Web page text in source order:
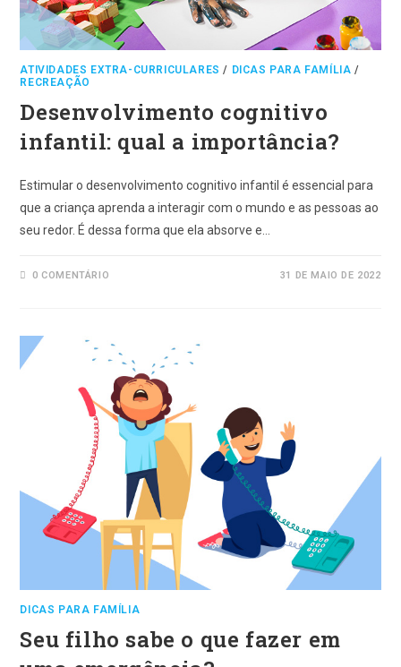
ATIVIDADES EXTRA-CURRICULARES / DICAS PARA FAMÍLIA /
RECREAÇÃO
Desenvolvimento cognitivo
infantil: qual a importância?
Estimular o desenvolvimento cognitivo infantil é essencial para
que a criança aprenda a interagir com o mundo e as pessoas ao
seu redor. É dessa forma que ela absorve e…
0 COMENTÁRIO 31 DE MAIO DE 2022
DICAS PARA FAMÍLIA
Seu filho sabe o que fazer em